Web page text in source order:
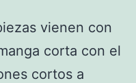
vienen con
corta con el
cortos a